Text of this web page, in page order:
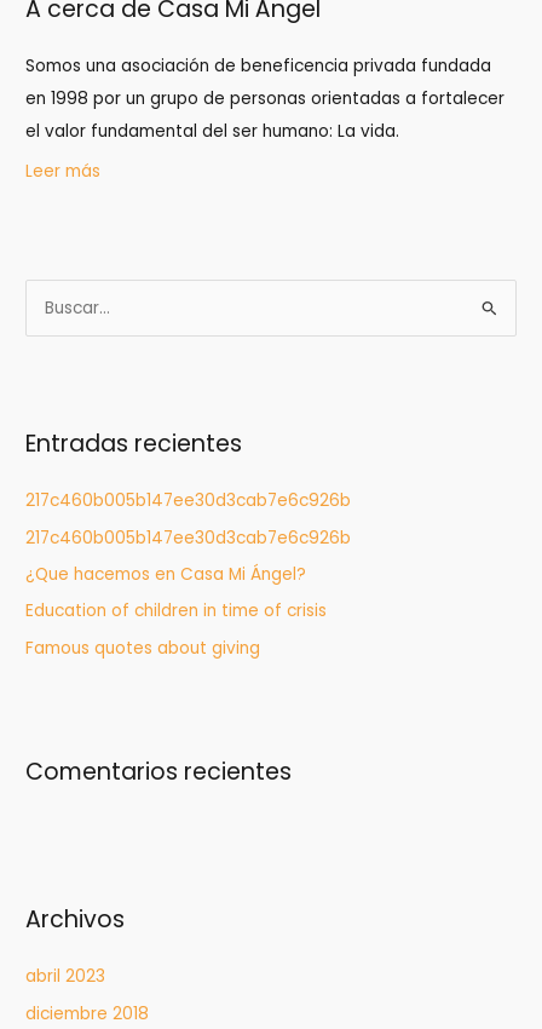
A cerca de Casa Mi Ángel
Somos una asociación de beneficencia privada fundada
en 1998 por un grupo de personas orientadas a fortalecer
el valor fundamental del ser humano: La vida.
Leer más
u
a
:
Entradas recientes
217c460b005b147ee30d3cab7e6c926b
217c460b005b147ee30d3cab7e6c926b
¿Que hacemos en Casa Mi Ángel?
Education of children in time of crisis
Famous quotes about giving
Comentarios recientes
Archivos
abril 2023
diciembre 2018